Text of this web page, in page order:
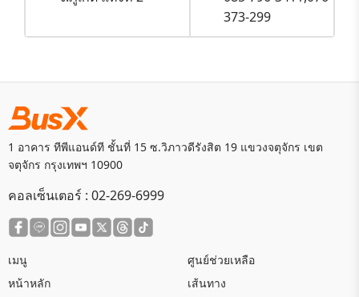
373-299
1 อาคาร ทีพีแอนด์ที ชั้นที่ 15 ซ.วิภาวดีรังสิต 19 แขวงจตุจักร เขต
จตุจักร กรุงเทพฯ 10900
คอลเซ็นเตอร์ : 02-269-6999
เมนู
หน้าหลัก
ศูนย์ช่วยเหลือ
เส้นทาง